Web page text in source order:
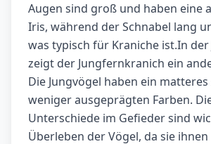
Augen sind groß und haben eine
Iris, während der Schnabel lang
was typisch für Kraniche ist.In der
zeigt der Jungfernkranich ein
Die Jungvögel haben ein
weniger ausgeprägten Farben.
Unterschiede im Gefieder sind
Überleben der Vögel, da sie